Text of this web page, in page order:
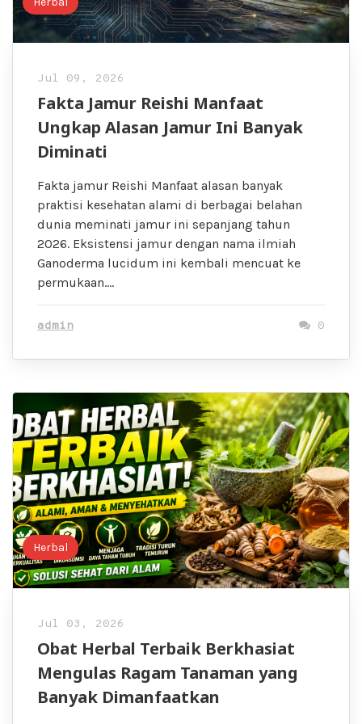
Jul 09, 2026
Fakta Jamur Reishi Manfaat
Ungkap Alasan Jamur Ini Banyak
Diminati
Fakta jamur Reishi Manfaat alasan banyak
praktisi kesehatan alami di berbagai belahan
dunia meminati jamur ini sepanjang tahun
2026. Eksistensi jamur dengan nama ilmiah
Ganoderma lucidum ini kembali mencuat ke
permukaan….
admin 0
Herbal
Jul 03, 2026
Obat Herbal Terbaik Berkhasiat
Mengulas Ragam Tanaman yang
Banyak Dimanfaatkan